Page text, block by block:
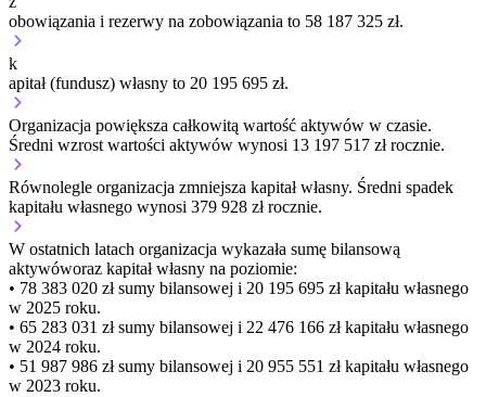
obowiązania i rezerwy na zobowiązania to 58 187 325 zł.
k
apitał (fundusz) własny to 20 195 695 zł.
Organizacja powiększa całkowitą wartość aktywów w czasie.
Średni wzrost wartości aktywów wynosi 13 197 517 zł rocznie.
Równolegle organizacja zmniejsza kapitał własny. Średni spadek
kapitału własnego wynosi 379 928 zł rocznie.
W ostatnich latach organizacja wykazała sumę bilansową
aktywóworaz kapitał własny na poziomie:
• 78 383 020 złsumy bilansowej i 20 195 695 zł kapitału własnego
w 2025 roku.
• 65 283 031 złsumy bilansowej i 22 476 166 zł kapitału własnego
w 2024 roku.
• 51 987 986 złsumy bilansowej i 20 955 551 zł kapitału własnego
w 2023 roku.